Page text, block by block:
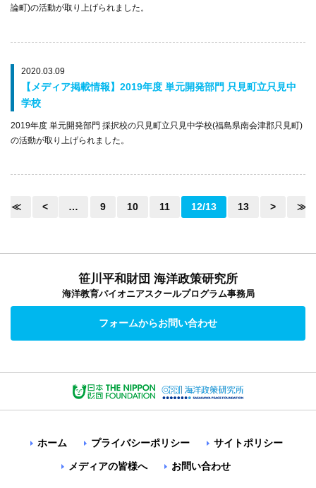
論町)の活動が取り上げられました。
2020.03.09
【メディア掲載情報】2019年度 単元開発部門 只見町立只見中
学校
2019年度 単元開発部門 採択校の只見町立只見中学校(福島県南会津郡只見町)
の活動が取り上げられました。
≪ < … 9 10 11 12/13 13 > ≫
笹川平和財団 海洋政策研究所
海洋教育パイオニアスクールプログラム事務局
フォームからお問い合わせ
ホーム プライバシーポリシー サイトポリシー
メディアの皆様へ お問い合わせ